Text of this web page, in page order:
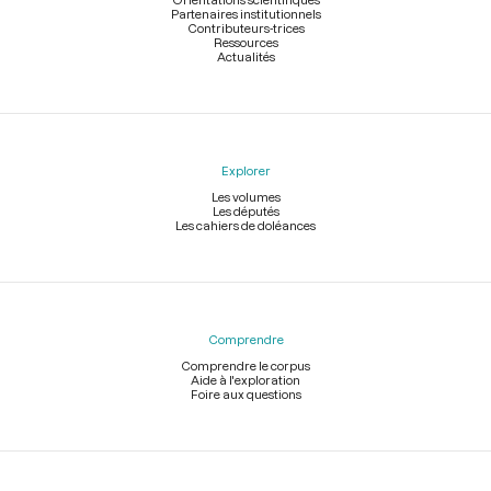
Partenaires institutionnels
Contributeurs-trices
Ressources
Actualités
Explorer
Les volumes
Les députés
Les cahiers de doléances
Comprendre
Comprendre le corpus
Aide à l'exploration
Foire aux questions